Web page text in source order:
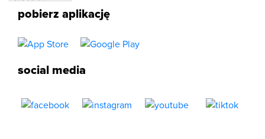
pobierz aplikację
social media